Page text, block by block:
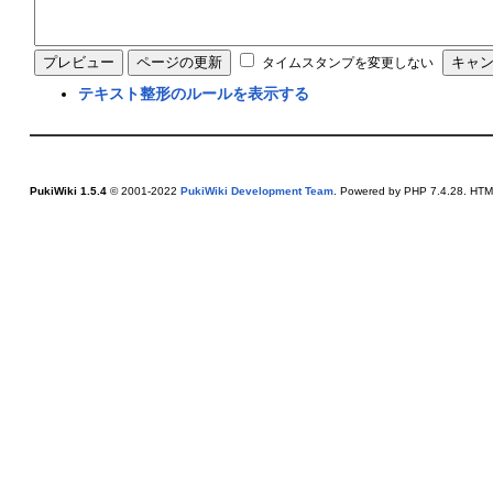
タイムスタンプを変更しない
テキスト整形のルールを表示する
PukiWiki 1.5.4© 2001-2022 PukiWiki Development Team. Powered by PHP 7.4.28.